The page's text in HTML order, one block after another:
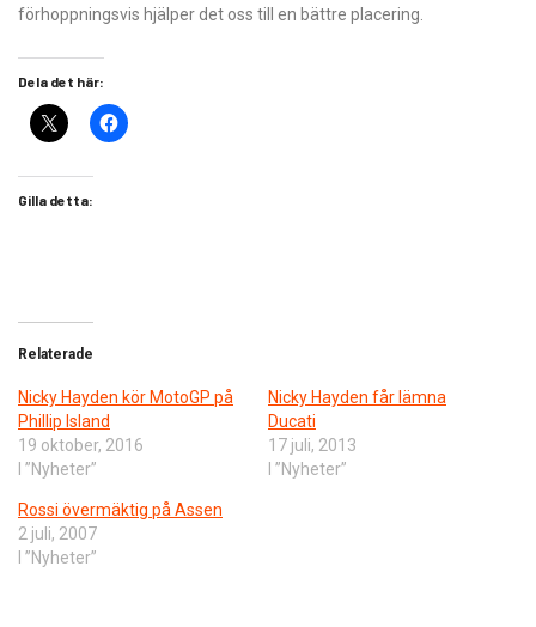
förhoppningsvis hjälper det oss till en bättre placering.
Dela det här:
Gilla detta:
Relaterade
Nicky Hayden kör MotoGP på
Phillip Island
19 oktober, 2016
I ”Nyheter”
Nicky Hayden får lämna
Ducati
17 juli, 2013
I ”Nyheter”
Rossi övermäktig på Assen
2 juli, 2007
I ”Nyheter”